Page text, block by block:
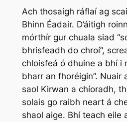
Ach thosaigh ráflaí ag
Bhinn Éadair. D’áitigh
mórthír gur chuala siad
bhrisfeadh do chroí”,
chloisfeá ó dhuine a bhí i
bharr an fhoréigin”. Nuair
saol Kirwan a chíoradh,
solais go raibh neart á
shaol aige. Bhí teach eile